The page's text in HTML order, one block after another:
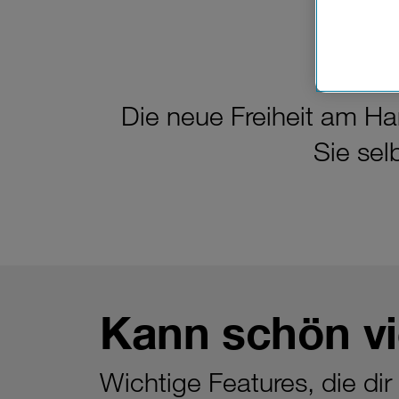
Die neue Freiheit am
Sie
Kann schön
Wichtige Features, die
Wenn
zur